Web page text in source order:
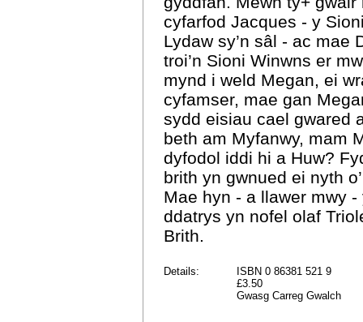
cyfarfod Jacques - y
Lydaw sy’n sâl - ac mae
troi’n Sioni Winwns er
mynd i weld Megan, ei
cyfamser, mae gan
sydd eisiau cael gwared
beth am Myfanwy, mam
dyfodol iddi hi a Huw?
brith yn gwnued ei nyth
Mae hyn - a llawer mwy
ddatrys yn nofel olaf
Brith.
Details:
ISBN 0 86381 521 9
£3.50
Gwasg Carreg Gwalch